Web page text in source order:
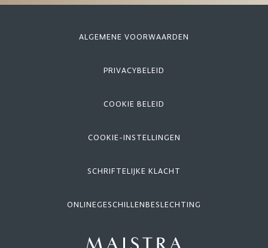
ALGEMENE VOORWAARDEN
PRIVACYBELEID
COOKIE BELEID
COOKIE-INSTELLINGEN
SCHRIFTELIJKE KLACHT
ONLINEGESCHILLENBESLECHTING